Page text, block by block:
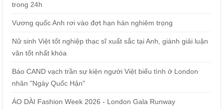
trong 24h
Vương quốc Anh rơi vào đợt hạn hán nghiêm trọng
Nữ sinh Việt tốt nghiệp thạc sĩ xuất sắc tại Anh, giành giải luận
văn tốt nhất khóa
Báo CAND vạch trần sự kiện người Việt biểu tình ở London
nhân "Ngày Quốc Hận"
ÁO DÀI Fashion Week 2026 - London Gala Runway